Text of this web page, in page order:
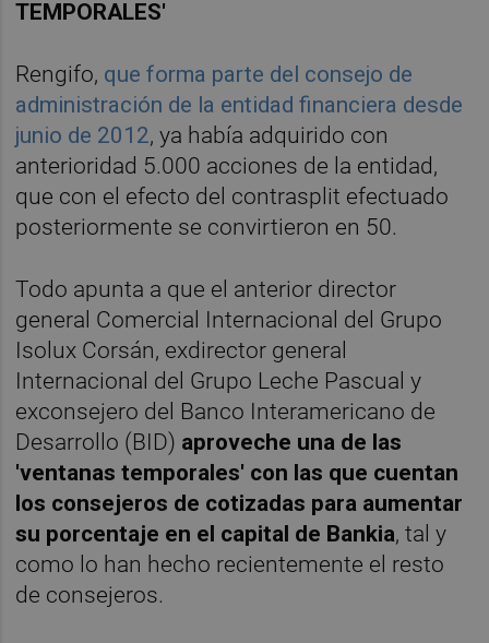
TEMPORALES'
Rengifo, que forma parte del consejo de
administración de la entidad financiera desde
junio de 2012, ya había adquirido con
anterioridad 5.000 acciones de la entidad,
que con el efecto del contrasplit efectuado
posteriormente se convirtieron en 50.
Todo apunta a que el anterior director
general Comercial Internacional del Grupo
Isolux Corsán, exdirector general
Internacional del Grupo Leche Pascual y
exconsejero del Banco Interamericano de
Desarrollo (BID) aproveche una de las
'ventanas temporales' con las que cuentan
los consejeros de cotizadas para aumentar
su porcentaje en el capital de Bankia, tal y
como lo han hecho recientemente el resto
de consejeros.